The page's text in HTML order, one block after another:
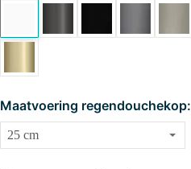
Maatvoering regendouchekop: